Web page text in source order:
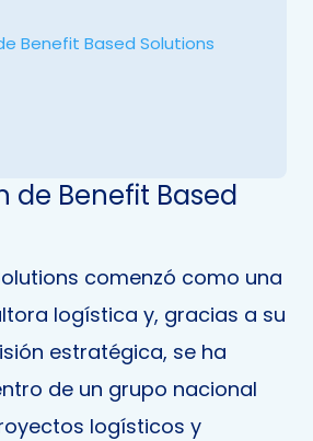
de Benefit Based
comenzó como una
logística y, gracias a su
estratégica, se ha
de un grupo nacional
logísticos y
Benefit Based Solutions